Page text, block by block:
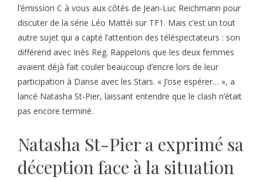
l’émission C à vous aux côtés de Jean-Luc Reichmann pour
discuter de la série Léo Mattéi sur TF1. Mais c’est un tout
autre sujet qui a capté l’attention des téléspectateurs : son
différend avec Inès Reg. Rappelons que les deux femmes
avaient déjà fait couler beaucoup d’encre lors de leur
participation à Danse avec les Stars. « J’ose espérer… », a
lancé Natasha St-Pier, laissant entendre que le clash n’était
pas encore terminé.
Natasha St-Pier a exprimé sa
déception face à la situation